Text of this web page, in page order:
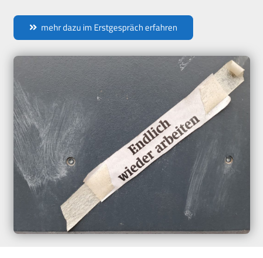
mehr dazu im Erstgespräch erfahren